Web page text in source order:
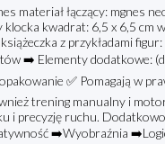
materiał łączący: mgnes
kwadrat: 6,5 x 6,5 cm
z przykładami
➡️ Elementy dodatkowe:
✅ Pomagają w
trening manualny i
i precyzję ruchu.
➡️Wyobraźnia